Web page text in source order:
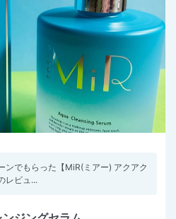
ンでもらった【MiR(ミアー) アクアク
レビュ...